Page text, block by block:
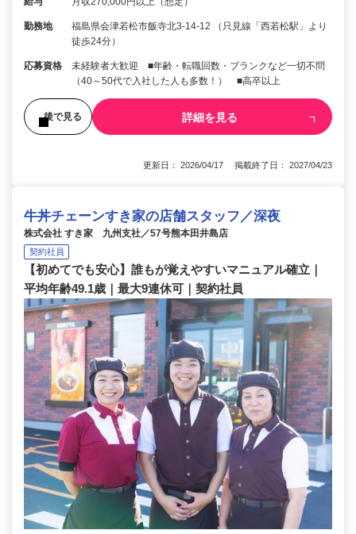
勤務地
福島県会津若松市飯寺北3-14-12 （只見線「西若松駅」より
徒歩24分）
応募資格
未経験者大歓迎 ■年齢・転職回数・ブランクなど一切不問
（40～50代で入社した人も多数！） ■高卒以上
後で見る 詳細を見る
更新日： 2026/04/17 掲載終了日： 2027/04/23
牛丼チェーンすき家の店舗スタッフ／深夜
株式会社 すき家 九州支社／57号熊本田井島店
契約社員
【初めてでも安心】誰もが覚えやすいマニュアル確立｜
平均年齢49.1歳｜最大9連休可｜契約社員